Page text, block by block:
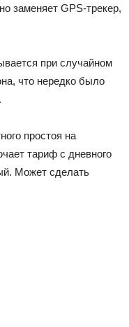
заменяет GPS-трекер,
при случайном
что нередко было
простоя на
тариф с дневного
Может сделать